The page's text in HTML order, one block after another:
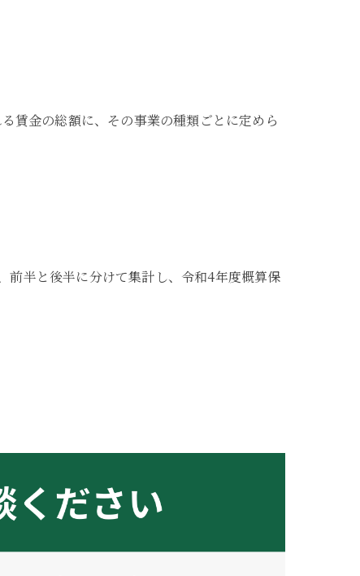
賃金の総額に、その事業の種類ごとに定めら
前半と後半に分けて集計し、令和4年度概算保